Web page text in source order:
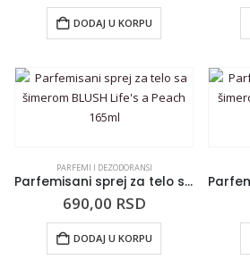
DODAJ U KORPU
PARFEMI I DEZODORANSI
Parfemisani sprej za telo sa šimerom BLUSH Life’s a Peach 165ml
690,00 RSD
DODAJ U KORPU